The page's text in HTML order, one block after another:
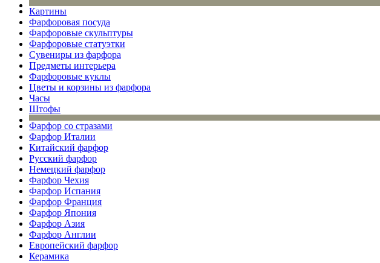
Картины
Фарфоровая посуда
Фарфоровые скульптуры
Фарфоровые статуэтки
Сувениры из фарфора
Предметы интерьера
Фарфоровые куклы
Цветы и корзины из фарфора
Часы
Штофы
Фарфор со стразами
Фарфор Италии
Китайский фарфор
Русский фарфор
Немецкий фарфор
Фарфор Чехия
Фарфор Испания
Фарфор Франция
Фарфор Япония
Фарфор Азия
Фарфор Англии
Европейский фарфор
Керамика